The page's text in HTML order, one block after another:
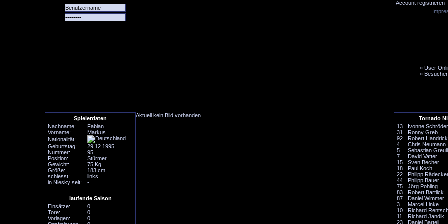
Account registrieren
» User
»
Tornado
13
Ivonne Schröder
31
Ronny Greb
92
Robert Handrick
4
Chris Neumann
5
Sebastian
7
David Vatter
15
Sven Becher
18
Paul Koch
22
Philipp
44
Philipp Bauer
75
Jörg Pohling
83
Robert Bartlick
87
Daniel Wimmer
3
Marcel Linke
10
Richard
11
Richard Jandik
23
Daniel Bartell
Spielerdaten
Nachname:
Fabian
Vorname:
Markus
Nationalität:
Geburtstag:
29.12.1995
Nummer:
95
Position:
Stürmer
Gewicht:
75 Kg
Größe:
183 cm
schiesst:
links
in Niesky seit:
-
laufende Saison
Einsätze:
0
Tore:
0
Vorlagen:
0
Aktuell kein Bild vorhanden.